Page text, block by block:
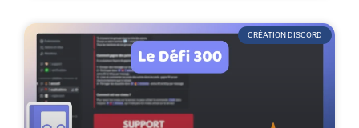
CRÉATION DISCORD